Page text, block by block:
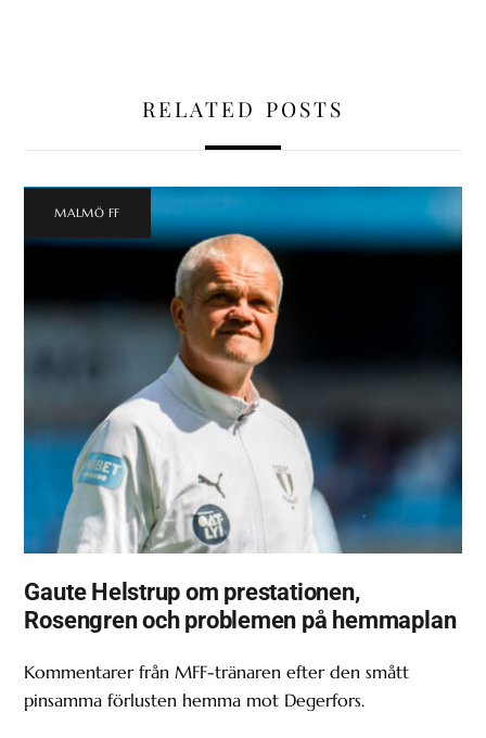
RELATED POSTS
MALMÖ FF
Gaute Helstrup om prestationen,
Rosengren och problemen på hemmaplan
Kommentarer från MFF-tränaren efter den smått
pinsamma förlusten hemma mot Degerfors.